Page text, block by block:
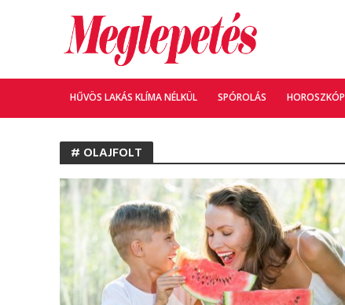
HŰVÖS LAKÁS KLÍMA NÉLKÜL SPÓROLÁS HOROSZKÓP
# OLAJFOLT